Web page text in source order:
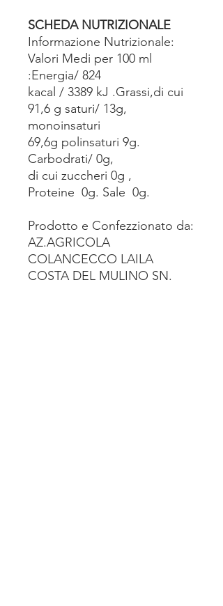
SCHEDA NUTRIZIONALE
Informazione Nutrizionale:
Valori Medi per 100 ml
:Energia/ 824
kacal / 3389 kJ .Grassi,di cui
91,6 g saturi/ 13g,
monoinsaturi
69,6g polinsaturi 9g.
Carbodrati/ 0g,
di cui zuccheri 0g ,
Proteine 0g. Sale 0g.
Prodotto e Confezzionato da:
AZ.AGRICOLA
COLANCECCO LAILA
COSTA DEL MULINO SN.